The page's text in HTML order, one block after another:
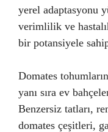
yerel adaptasyonu
verimlilik ve
bir potansiyele
Domates
yanı sıra ev
Benzersiz tatları,
domates çeşitleri,